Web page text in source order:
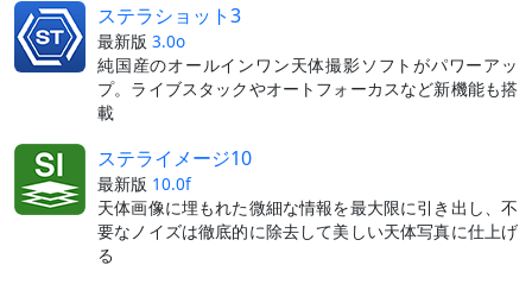
ステラショット3
最新版 3.0o
純国産のオールインワン天体撮影ソフトがパワーアッ
プ。ライブスタックやオートフォーカスなど新機能も搭
載
ステライメージ10
最新版 10.0f
天体画像に埋もれた微細な情報を最大限に引き出し、不
要なノイズは徹底的に除去して美しい天体写真に仕上げ
る